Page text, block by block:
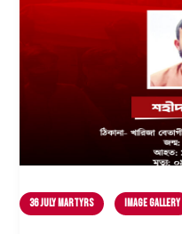
36 July Martyrs Image Gallery